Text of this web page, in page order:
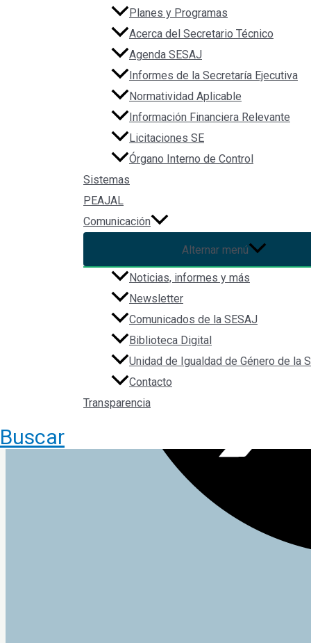
Planes y Programas
Acerca del Secretario Técnico
Agenda SESAJ
Informes de la Secretaría Ejecutiva
Normatividad Aplicable
Información Financiera Relevante
Licitaciones SE
Órgano Interno de Control
Sistemas
PEAJAL
Comunicación
Alternar menú
Noticias, informes y más
Newsletter
Comunicados de la SESAJ
Biblioteca Digital
Unidad de Igualdad de Género de la
Contacto
Transparencia
Buscar